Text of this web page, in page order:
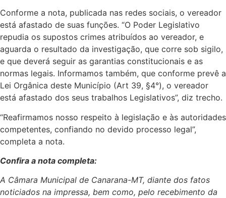
Conforme a nota, publicada nas redes sociais, o vereador
está afastado de suas funções. “O Poder Legislativo
repudia os supostos crimes atribuídos ao vereador, e
aguarda o resultado da investigação, que corre sob sigilo,
e que deverá seguir as garantias constitucionais e as
normas legais. Informamos também, que conforme prevê a
Lei Orgânica deste Município (Art 39, §4°), o vereador
está afastado dos seus trabalhos Legislativos”, diz trecho.
“Reafirmamos nosso respeito à legislação e às autoridades
competentes, confiando no devido processo legal”,
completa a nota.
Confira a nota completa:
A Câmara Municipal de Canarana-MT, diante dos fatos
noticiados na impressa, bem como, pelo recebimento da